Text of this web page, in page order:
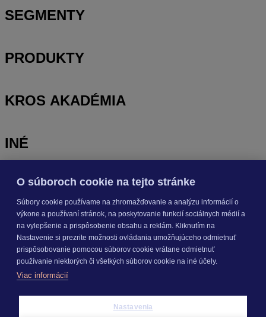
SEGMENTY
PRODUKTY
KROS AKADÉMIA
INÉ
OdoberajteNOVINKY
O nás
Copyright © 2026 KROS a. s.
Prihlásiť sa
O súboroch cookie na tejto stránke
Súbory cookie používame na zhromažďovanie a analýzu informácií o
výkone a používaní stránok, na poskytovanie funkcií sociálnych médií a
na vylepšenie a prispôsobenie obsahu a reklám. Kliknutím na
Nastavenie si prezrite možnosti ovládania umožňujúceho odmietnuť
prispôsobovanie pomocou súborov cookie vrátane odmietnuť
používanie niektorých či všetkých súborov cookie na iné účely.
Viac informácií
Nastavenia